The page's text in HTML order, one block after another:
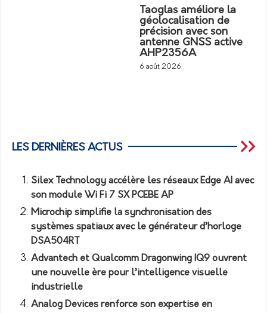
Taoglas améliore la
géolocalisation de
précision avec son
antenne GNSS active
AHP2356A
6 août 2026
LES DERNIÈRES ACTUS
Silex Technology accélère les réseaux Edge AI avec
son module Wi Fi 7 SX PCEBE AP
Microchip simplifie la synchronisation des
systèmes spatiaux avec le générateur d’horloge
DSA504RT
Advantech et Qualcomm Dragonwing IQ9 ouvrent
une nouvelle ère pour l’intelligence visuelle
industrielle
Analog Devices renforce son expertise en